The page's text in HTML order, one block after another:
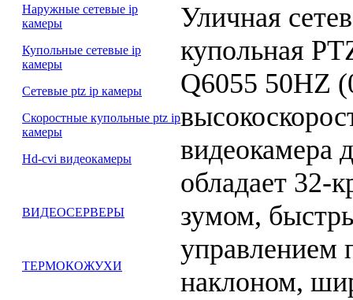
Наружные сетевые ip
камеры
Купольные сетевые ip
камеры
Сетевые ptz ip камеры
Скоростные купольные ptz ip
камеры
Hd-cvi видеокамеры
ВИДЕОСЕРВЕРЫ
ТЕРМОКОЖУХИ
Уличная
купольная
Q6055 50HZ
видеокамера
обладает 32-
зумом,
управлением
наклоном,